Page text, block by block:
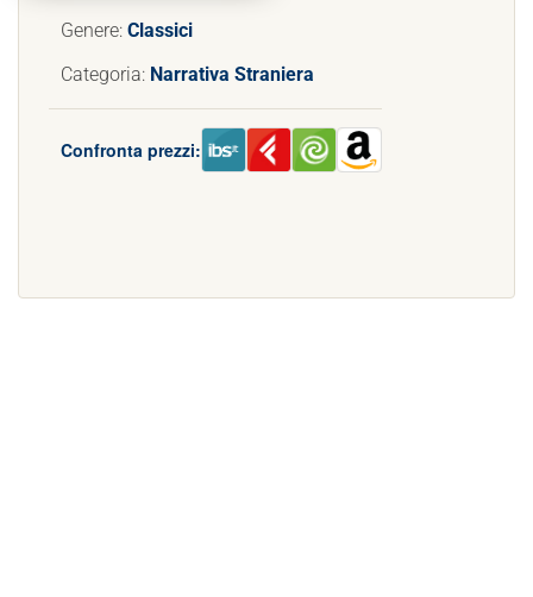
Genere: Classici
Categoria: Narrativa Straniera
Confronta prezzi: